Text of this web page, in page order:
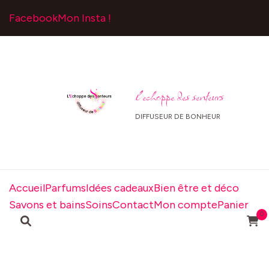
FacebookMon Insta !
l echoppe des senteurs
DIFFUSEUR DE BONHEUR
AccueilParfumsIdées cadeauxBien être et déco
Savons et bainsSoinsContactMon comptePanier
0